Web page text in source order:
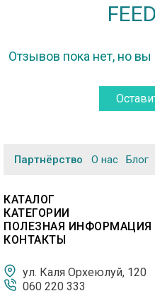
Отзывов пока нет, но
Партнёрство О нас Блог
КАТАЛОГ
КАТЕГОРИИ
ПОЛЕЗНАЯ ИНФОРМАЦИЯ
КОНТАКТЫ
ул. Каля Орхеюлуй, 120
060 220 333